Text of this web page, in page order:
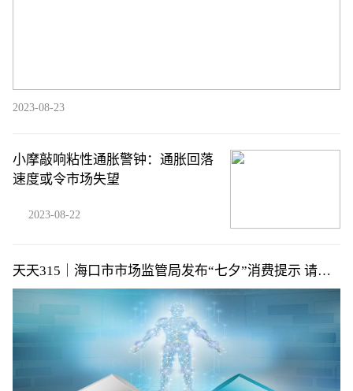
2023-08-23
小摩敲响粘性通胀警钟：通胀回落
速度或令市场失望
2023-08-22
天天315｜海口市市场监管局发布“七夕”消费提示 请绕
开这些甜蜜消费陷阱→